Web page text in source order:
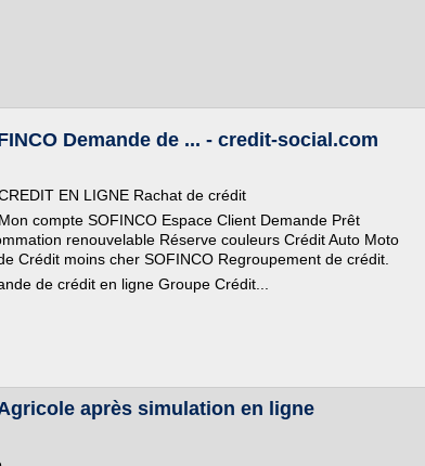
Demande de ... - credit-social.com
EN LIGNE Rachat de crédit
compte SOFINCO Espace Client Demande Prêt
renouvelable Réserve couleurs Crédit Auto Moto
Crédit moins cher SOFINCO Regroupement de crédit.
de crédit en ligne Groupe Crédit...
après simulation en ligne